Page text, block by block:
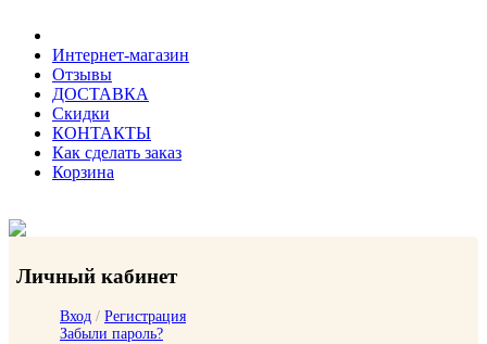
Интернет-магазин
Отзывы
ДОСТАВКА
Скидки
КОНТАКТЫ
Как сделать заказ
Корзина
Личный кабинет
Вход / Регистрация
Забыли пароль?